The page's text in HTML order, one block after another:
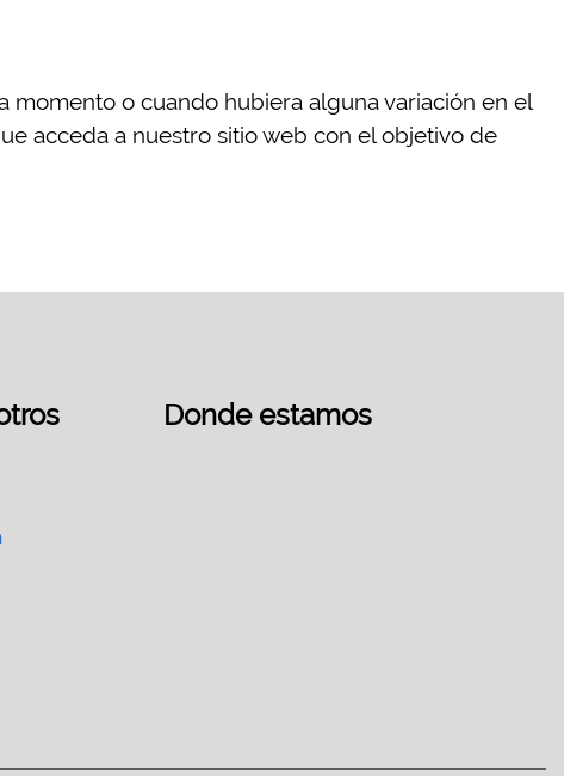
momento o cuando hubiera alguna variación en el
acceda a nuestro sitio web con el objetivo de
Donde estamos